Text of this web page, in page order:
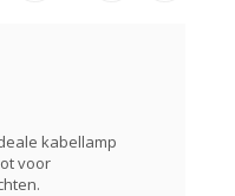
kabellamp
voor